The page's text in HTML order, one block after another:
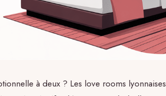
à deux ? Les love rooms lyonnaises